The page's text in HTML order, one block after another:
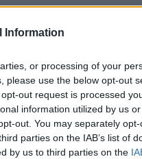
Information
or processing of your
please use the below opt-out
out request is processed
information utilized by us
out. You may separately
parties on the IAB’s list of
by us to third parties on the
Μπουζούρη
Πολυξένης, με την
αυτό πως θα γίνει;
μεγάλη η κλίμακα
τώρα να
όχι και κάτι